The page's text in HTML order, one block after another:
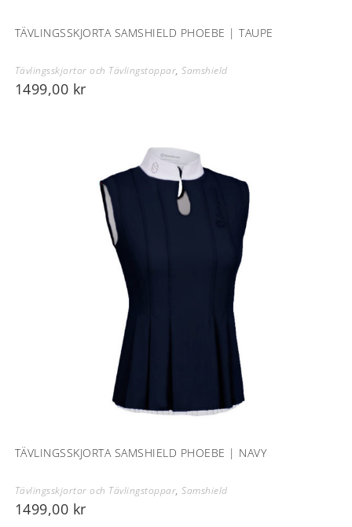
TÄVLINGSSKJORTA SAMSHIELD PHOEBE | TAUPE
Tävlingsskjortor och Tävlingstoppar,Samshield
1499,00 kr
TÄVLINGSSKJORTA SAMSHIELD PHOEBE | NAVY
Tävlingsskjortor och Tävlingstoppar,Samshield
1499,00 kr